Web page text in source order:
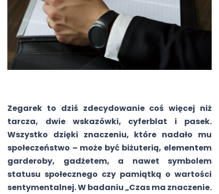
Zegarek to dziś zdecydowanie coś więcej niż
tarcza, dwie wskazówki, cyferblat i pasek.
Wszystko dzięki znaczeniu, które nadało mu
społeczeństwo – może być biżuterią, elementem
garderoby, gadżetem, a nawet symbolem
statusu społecznego czy pamiątką o wartości
sentymentalnej. W badaniu „Czas ma znaczenie.